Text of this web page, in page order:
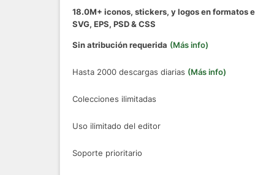
18.0M+ iconos, stickers, y logos en formatos
SVG, EPS, PSD & CSS
Sin atribución requerida (Más info)
Hasta 2000 descargas diarias (Más info)
Colecciones ilimitadas
Uso ilimitado del editor
Soporte prioritario